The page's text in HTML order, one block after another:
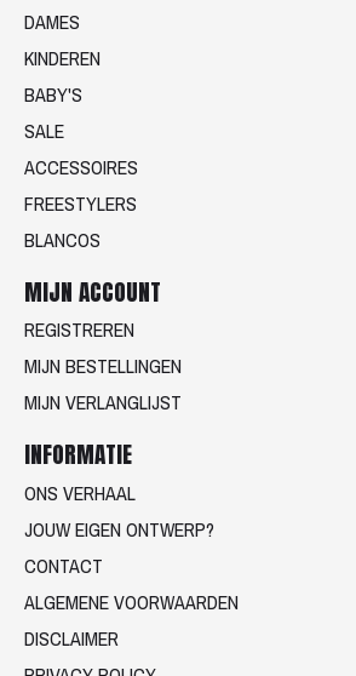
DAMES
KINDEREN
BABY'S
SALE
ACCESSOIRES
FREESTYLERS
BLANCOS
MIJN ACCOUNT
REGISTREREN
MIJN BESTELLINGEN
MIJN VERLANGLIJST
INFORMATIE
ONS VERHAAL
JOUW EIGEN ONTWERP?
CONTACT
ALGEMENE VOORWAARDEN
DISCLAIMER